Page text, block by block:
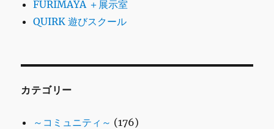
FURIMAYA ＋展示室
QUIRK 遊びスクール
カテゴリー
～コミュニティ～ (176)